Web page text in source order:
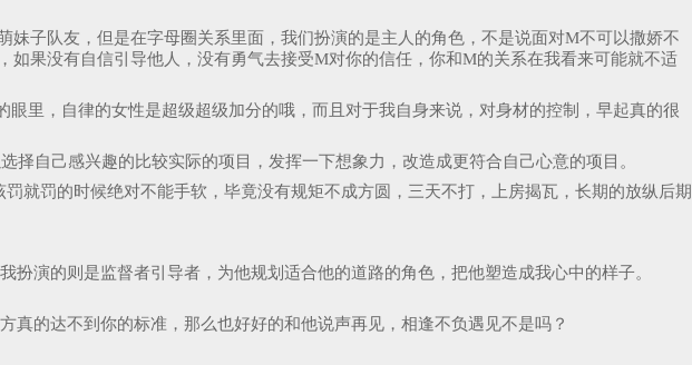
子队友，但是在字母圈关系里面，我们扮演的是主人的角色，不是说面对M不可以撒娇不
果没有自信引导他人，没有勇气去接受M对你的信任，你和M的关系在我看来可能就不适
里，自律的女性是超级超级加分的哦，而且对于我自身来说，对身材的控制，早起真的很
自己感兴趣的比较实际的项目，发挥一下想象力，改造成更符合自己心意的项目。
就罚的时候绝对不能手软，毕竟没有规矩不成方圆，三天不打，上房揭瓦，长期的放纵后期
演的则是监督者引导者，为他规划适合他的道路的角色，把他塑造成我心中的样子。
真的达不到你的标准，那么也好好的和他说声再见，相逢不负遇见不是吗？